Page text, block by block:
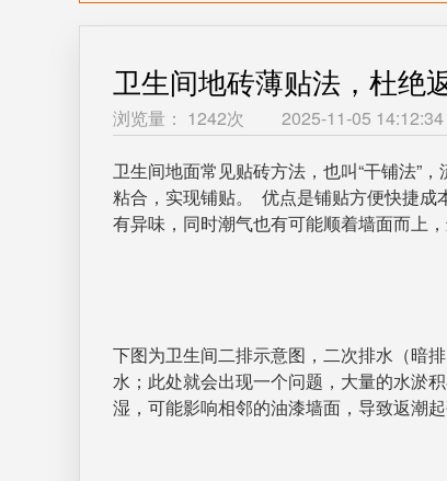
卫生间地砖薄贴法，杜绝
浏览量： 1242次 2025-11-05 14:12:34
卫生间地面常见贴砖方法，也叫“干铺法”
粘合，实现铺贴。 优点是铺贴方便快捷成
有异味，同时潮气也有可能顺着墙面而上
下图为卫生间二排示意图，二次排水（暗
水；此处就会出现一个问题，大量的水淤
湿，可能影响相邻的油漆墙面，导致返潮起